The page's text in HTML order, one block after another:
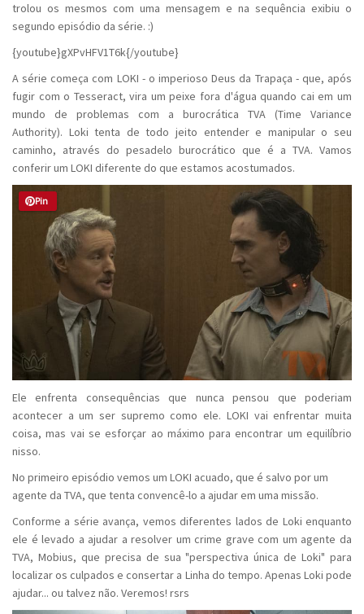
trolou os mesmos com uma mensagem e na sequência exibiu o
segundo episódio da série. :)
{youtube}gXPvHFV1T6k{/youtube}
A série começa com LOKI - o imperioso Deus da Trapaça - que, após
fugir com o Tesseract, vira um peixe fora d'água quando cai em um
mundo de problemas com a burocrática TVA (Time Variance
Authority). Loki tenta de todo jeito entender e manipular o seu
caminho, através do pesadelo burocrático que é a TVA. Vamos
conferir um LOKI diferente do que estamos acostumados.
Pin
Ele enfrenta consequências que nunca pensou que poderiam
acontecer a um ser supremo como ele. LOKI vai enfrentar muita
coisa, mas vai se esforçar ao máximo para encontrar um equilíbrio
nisso.
No primeiro episódio vemos um LOKI acuado, que é salvo por um
agente da TVA, que tenta convencê-lo a ajudar em uma missão.
Conforme a série avança, vemos diferentes lados de Loki enquanto
ele é levado a ajudar a resolver um crime grave com um agente da
TVA, Mobius, que precisa de sua "perspectiva única de Loki" para
localizar os culpados e consertar a Linha do tempo. Apenas Loki pode
ajudar... ou talvez não. Veremos! rsrs